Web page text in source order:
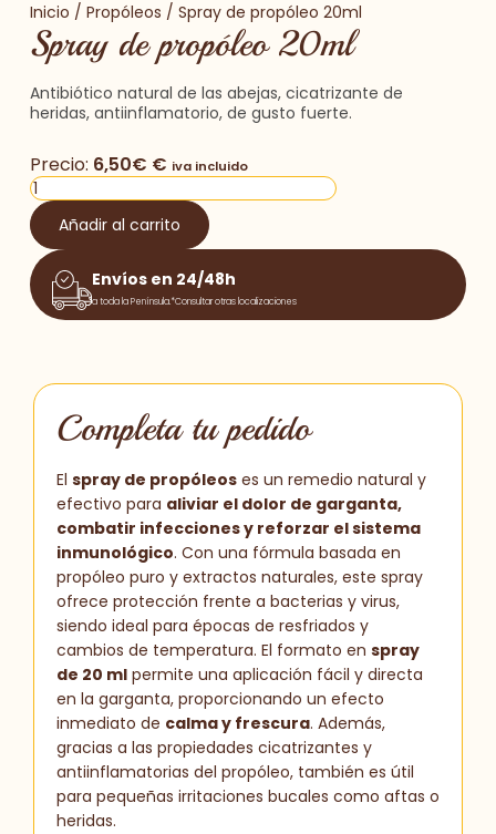
Inicio / Propóleos / Spray de propóleo 20ml
Spray de propóleo 20ml
Antibiótico natural de las abejas, cicatrizante de
heridas, antiinflamatorio, de gusto fuerte.
Precio: 6,50€ € iva incluido
Añadir al carrito
Envíos en 24/48h
a toda la Península.*Consultar otras localizaciones
Completa tu pedido
El spray de propóleoses un remedio natural y
efectivo para aliviar el dolor de garganta,
combatir infecciones y reforzar el sistema
inmunológico. Con una fórmula basada en
propóleo puro y extractos naturales, este spray
ofrece protección frente a bacterias y virus,
siendo ideal para épocas de resfriados y
cambios de temperatura. El formato en spray
de 20 mlpermite una aplicación fácil y directa
en la garganta, proporcionando un efecto
inmediato de calma y frescura. Además,
gracias a las propiedades cicatrizantes y
antiinflamatorias del propóleo, también es útil
para pequeñas irritaciones bucales como aftas o
heridas.